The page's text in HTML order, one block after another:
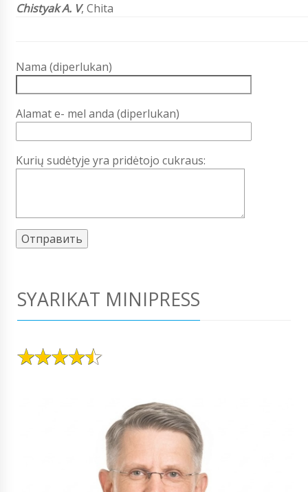
Chistyak A. V, Chita
Nama (diperlukan)
Alamat e- mel anda (diperlukan)
Kurių sudėtyje yra pridėtojo cukraus:
SYARIKAT MINIPRESS